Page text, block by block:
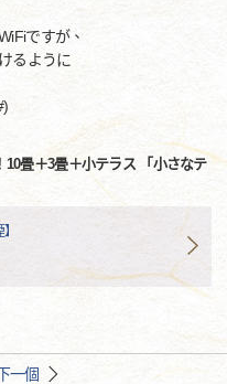
ですが、
るように
畳＋3畳＋小テラス 「小さなテ
一個